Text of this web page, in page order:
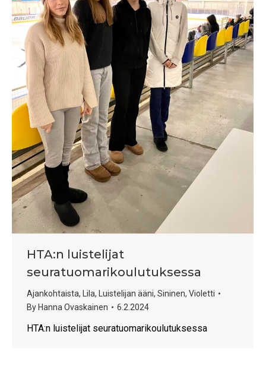
HTA:n luistelijat
seuratuomarikoulutuksessa
Ajankohtaista, Lila, Luistelijan ääni, Sininen, Violetti
By Hanna Ovaskainen 6.2.2024
HTA:n luistelijat seuratuomarikoulutuksessa